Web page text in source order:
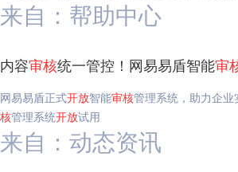
来自：帮助中心
内容审核统一管控！网易易盾智能审
网易易盾正式开放智能审核管理系统，助力企业
核管理系统开放试用
来自：动态资讯